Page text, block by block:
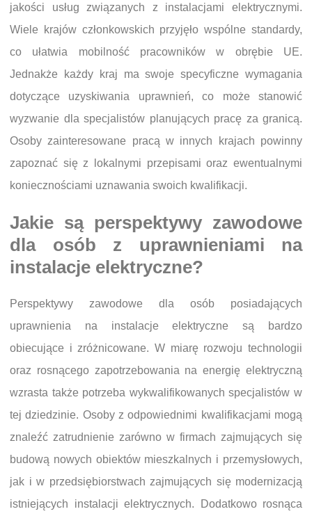
jakości usług związanych z instalacjami elektrycznymi.
Wiele krajów członkowskich przyjęło wspólne standardy,
co ułatwia mobilność pracowników w obrębie UE.
Jednakże każdy kraj ma swoje specyficzne wymagania
dotyczące uzyskiwania uprawnień, co może stanowić
wyzwanie dla specjalistów planujących pracę za granicą.
Osoby zainteresowane pracą w innych krajach powinny
zapoznać się z lokalnymi przepisami oraz ewentualnymi
koniecznościami uznawania swoich kwalifikacji.
Jakie są perspektywy zawodowe
dla osób z uprawnieniami na
instalacje elektryczne?
Perspektywy zawodowe dla osób posiadających
uprawnienia na instalacje elektryczne są bardzo
obiecujące i zróżnicowane. W miarę rozwoju technologii
oraz rosnącego zapotrzebowania na energię elektryczną
wzrasta także potrzeba wykwalifikowanych specjalistów w
tej dziedzinie. Osoby z odpowiednimi kwalifikacjami mogą
znaleźć zatrudnienie zarówno w firmach zajmujących się
budową nowych obiektów mieszkalnych i przemysłowych,
jak i w przedsiębiorstwach zajmujących się modernizacją
istniejących instalacji elektrycznych. Dodatkowo rosnąca